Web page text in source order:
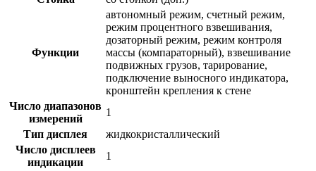
Функции
автономный режим, счетный режим,
режим процентного взвешивания,
дозаторный режим, режим контроля
массы (компараторный), взвешивание
подвижных грузов, тарирование,
подключение выносного индикатора,
кронштейн крепления к стене
Число диапазонов
измерений
1
Тип дисплея
жидкокристаллический
Число дисплеев
индикации
1